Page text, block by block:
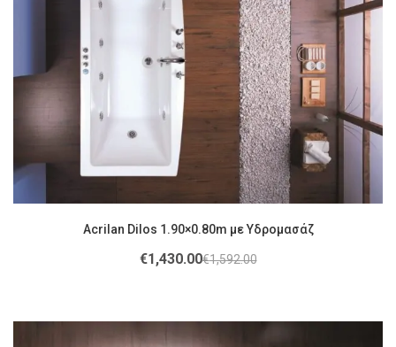
Acrilan Dilos 1.90×0.80m με Υδρομασάζ
€1,592.00
€1,430.00